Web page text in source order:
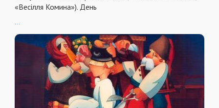
«Весілля Комина»). День
...